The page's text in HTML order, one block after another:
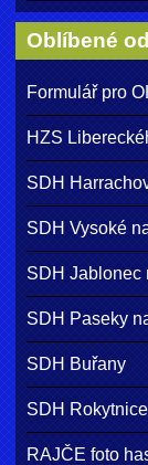
Oblíbené
Formulář pro
HZS
SDH
SDH Vysoké
SDH Jablonec
SDH Paseky
SDH Buřany
SDH
RAJČE foto